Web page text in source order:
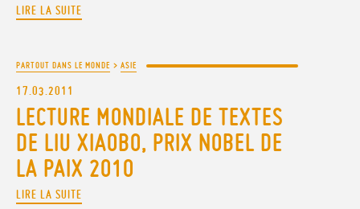
LIRE LA SUITE
PARTOUT DANS LE MONDE > ASIE
17.03.2011
LECTURE MONDIALE DE TEXTES
DE LIU XIAOBO, PRIX NOBEL DE
LA PAIX 2010
LIRE LA SUITE